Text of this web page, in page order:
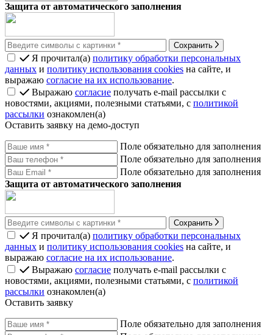
Защита от автоматического заполнения
Сохранить
Я прочитал(а) политику обработки персональных
данных и политику использования cookies на сайте, и
выражаю согласие на их использование.
Выражаю согласие получать e-mail рассылки с
новостями, акциями, полезными статьями, с политикой
рассылки ознакомлен(а)
Оставить заявку на демо-доступ
Поле обязательно для заполнения
Поле обязательно для заполнения
Поле обязательно для заполнения
Защита от автоматического заполнения
Сохранить
Я прочитал(а) политику обработки персональных
данных и политику использования cookies на сайте, и
выражаю согласие на их использование.
Выражаю согласие получать e-mail рассылки с
новостями, акциями, полезными статьями, с политикой
рассылки ознакомлен(а)
Оставить заявку
Поле обязательно для заполнения